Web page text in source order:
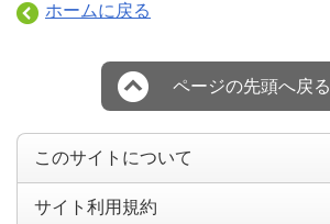
ホームに戻る
ページの先頭へ戻る
このサイトについて
サイト利用規約